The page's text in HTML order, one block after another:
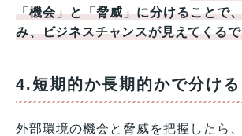
「機会」と「脅威」に分けることで
み、ビジネスチャンスが見えてくる
4.短期的か長期的かで分ける
外部環境の機会と脅威を把握したら